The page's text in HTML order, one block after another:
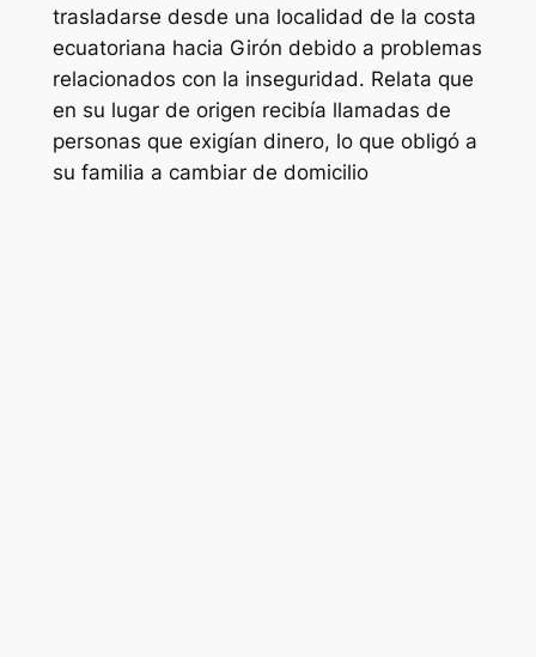
trasladarse desde una localidad de la costa
ecuatoriana hacia Girón debido a problemas
relacionados con la inseguridad. Relata que
en su lugar de origen recibía llamadas de
personas que exigían dinero, lo que obligó a
su familia a cambiar de domicilio